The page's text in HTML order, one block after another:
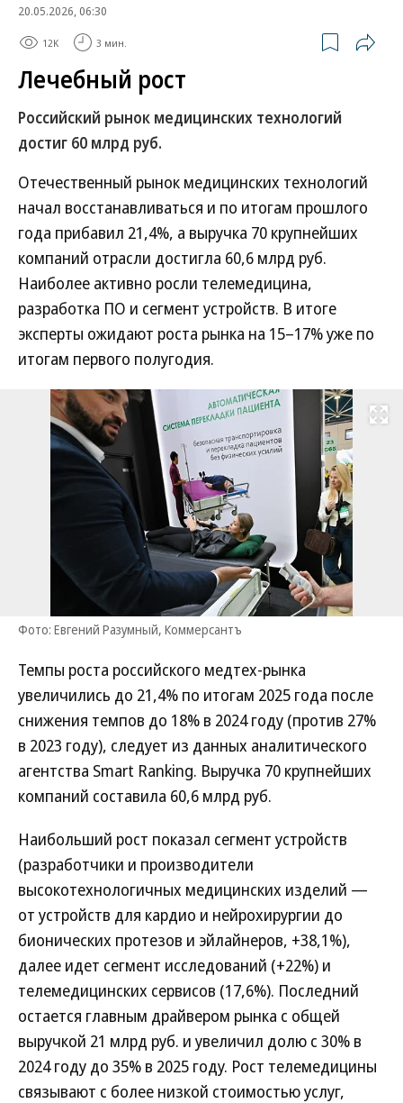
20.05.2026, 06:30
12K 3 мин.
Лечебный рост
Российский рынок медицинских технологий
достиг 60 млрд руб.
Отечественный рынок медицинских технологий
начал восстанавливаться и по итогам прошлого
года прибавил 21,4%, а выручка 70 крупнейших
компаний отрасли достигла 60,6 млрд руб.
Наиболее активно росли телемедицина,
разработка ПО и сегмент устройств. В итоге
эксперты ожидают роста рынка на 15–17% уже по
итогам первого полугодия.
Развернуть
Фото: Евгений Разумный, Коммерсантъ
Темпы роста российского медтех-рынка
увеличились до 21,4% по итогам 2025 года после
снижения темпов до 18% в 2024 году (против 27%
в 2023 году), следует из данных аналитического
агентства Smart Ranking. Выручка 70 крупнейших
компаний составила 60,6 млрд руб.
Наибольший рост показал сегмент устройств
(разработчики и производители
высокотехнологичных медицинских изделий —
от устройств для кардио и нейрохирургии до
бионических протезов и эйлайнеров, +38,1%),
далее идет сегмент исследований (+22%) и
телемедицинских сервисов (17,6%). Последний
остается главным драйвером рынка с общей
выручкой 21 млрд руб. и увеличил долю с 30% в
2024 году до 35% в 2025 году. Рост телемедицины
связывают с более низкой стоимостью услуг,